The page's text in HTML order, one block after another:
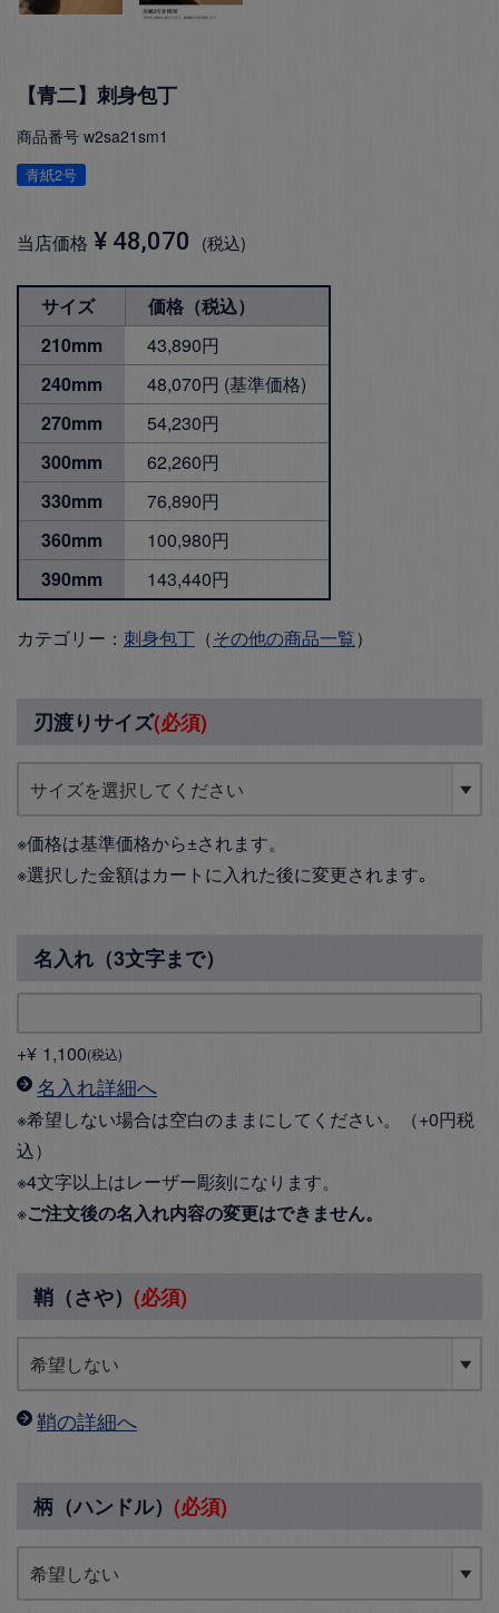
【青二】刺身包丁
商品番号 w2sa21sm1
青紙2号
当店価格 ¥ 48,070 税込
サイズ
価格（税込）
210mm
43,890円
240mm
48,070円 (基準価格)
270mm
54,230円
300mm
62,260円
330mm
76,890円
360mm
100,980円
390mm
143,440円
カテゴリー： 刺身包丁 （その他の商品一覧）
刃渡りサイズ(必須)
※価格は基準価格から±されます。
※選択した金額はカートに入れた後に変更されます｡
名入れ（3文字まで）
+¥ 1,100 税込
名入れ詳細へ
※希望しない場合は空白のままにしてください。（+0円税
込）
※4文字以上はレーザー彫刻になります。
※ご注文後の名入れ内容の変更はできません。
鞘（さや） (必須)
鞘の詳細へ
柄（ハンドル） (必須)